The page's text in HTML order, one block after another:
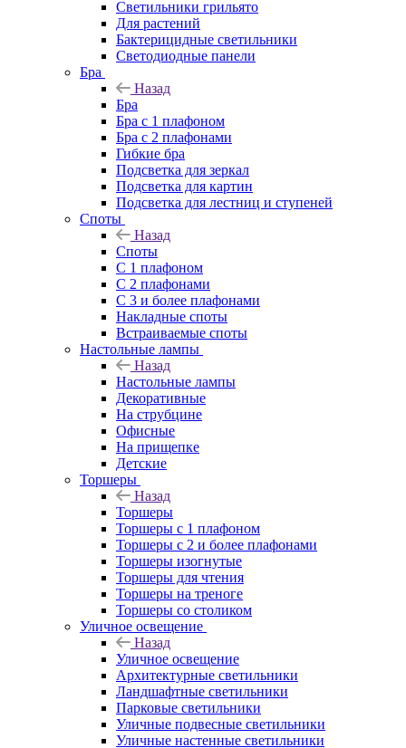
Светильники грильято
Для растений
Бактерицидные светильники
Светодиодные панели
Бра
Назад
Бра
Бра с 1 плафоном
Бра с 2 плафонами
Гибкие бра
Подсветка для зеркал
Подсветка для картин
Подсветка для лестниц и ступеней
Споты
Назад
Споты
С 1 плафоном
С 2 плафонами
С 3 и более плафонами
Накладные споты
Встраиваемые споты
Настольные лампы
Назад
Настольные лампы
Декоративные
На струбцине
Офисные
На прищепке
Детские
Торшеры
Назад
Торшеры
Торшеры с 1 плафоном
Торшеры с 2 и более плафонами
Торшеры изогнутые
Торшеры для чтения
Торшеры на треноге
Торшеры со столиком
Уличное освещение
Назад
Уличное освещение
Архитектурные светильники
Ландшафтные светильники
Парковые светильники
Уличные подвесные светильники
Уличные настенные светильники